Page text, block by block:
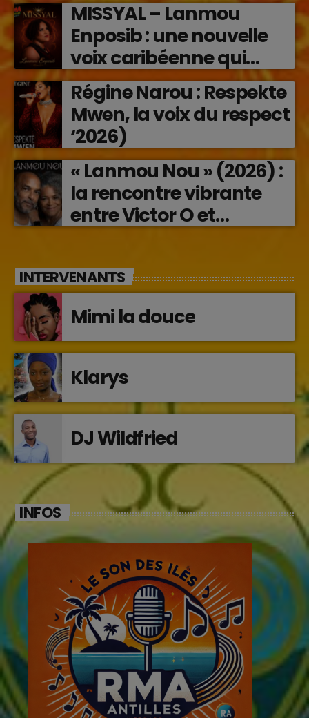
MISSYAL – Lanmou
Enposib : une nouvelle
voix caribéenne qui
transforme les émotions
en musique (2026)
Régine Narou : Respekte
Mwen, la voix du respect
‘2026)
« Lanmou Nou » (2026) :
la rencontre vibrante
entre Victor O et
INTERVENANTS
Mimi la douce
Klarys
DJ Wildfried
INFOS